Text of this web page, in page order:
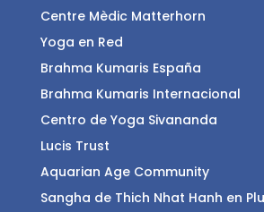
Centre Mèdic Matterhorn
Yoga en Red
Brahma Kumaris España
Brahma Kumaris Internacional
Centro de Yoga Sivananda
Lucis Trust
Aquarian Age Community
Sangha de Thich Nhat Hanh en